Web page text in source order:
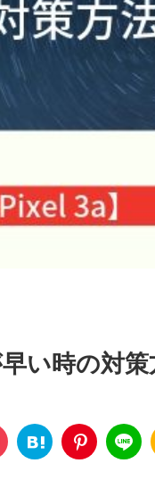
い時の対策